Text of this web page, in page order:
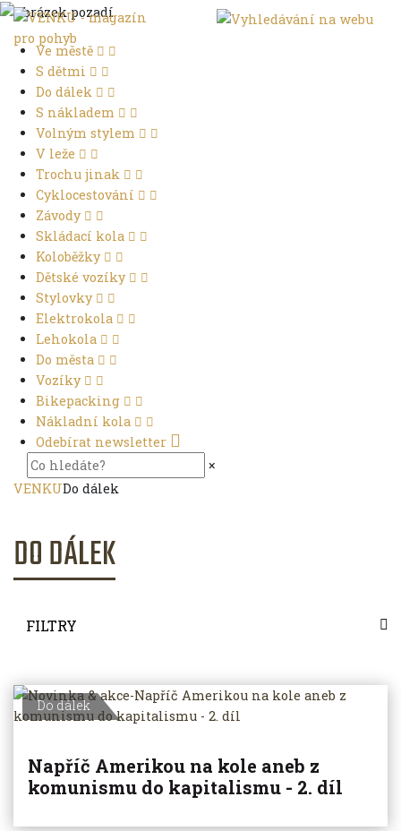
Ve městě
S dětmi
Do dálek
S nákladem
Volným stylem
V leže
Trochu jinak
Cyklocestování
Závody
Skládací kola
Koloběžky
Dětské vozíky
Stylovky
Elektrokola
Lehokola
Do města
Vozíky
Bikepacking
Nákladní kola
Odebírat newsletter
×
VENKUDo dálek
DO DÁLEK
FILTRY
Do dálek
Napříč Amerikou na kole aneb z
komunismu do kapitalismu - 2. díl